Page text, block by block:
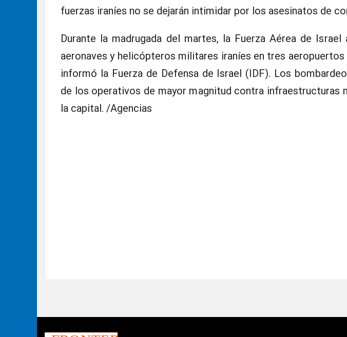
fuerzas iraníes no se dejarán intimidar por los asesinatos de
Durante la madrugada del martes, la Fuerza Aérea de Israel
aeronaves y helicópteros militares iraníes en tres aeropuertos
informó la Fuerza de Defensa de Israel (IDF). Los
de los operativos de mayor magnitud contra infraestructuras
la capital. /Agencias